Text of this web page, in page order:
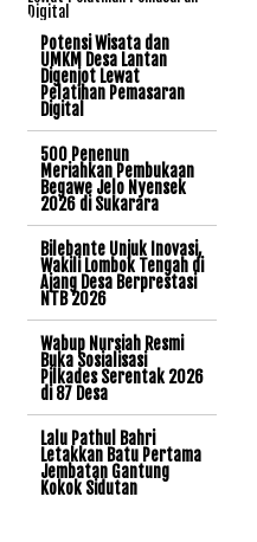
Potensi Wisata dan
UMKM Desa Lantan
Digenjot Lewat
Pelatihan Pemasaran
Digital
500 Penenun
Meriahkan Pembukaan
Begawe Jelo Nyensek
2026 di Sukarara
Bilebante Unjuk Inovasi,
Wakili Lombok Tengah di
Ajang Desa Berprestasi
NTB 2026
Wabup Nursiah Resmi
Buka Sosialisasi
Pilkades Serentak 2026
di 87 Desa
Lalu Pathul Bahri
Letakkan Batu Pertama
Jembatan Gantung
Kokok Sidutan